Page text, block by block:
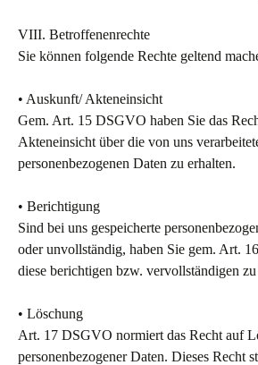
VIII. Betroffenenrechte
Sie können folgende Rechte geltend
• Auskunft/ Akteneinsicht
Gem. Art. 15 DSGVO haben Sie das
Akteneinsicht über die von uns
personenbezogenen Daten zu erhalten.
• Berichtigung
Sind bei uns gespeicherte
oder unvollständig, haben Sie gem. Art.
diese berichtigen bzw. vervollständigen zu
• Löschung
Art. 17 DSGVO normiert das Recht auf
personenbezogener Daten. Dieses Recht